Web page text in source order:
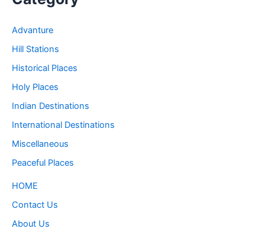
Advanture
Hill Stations
Historical Places
Holy Places
Indian Destinations
International Destinations
Miscellaneous
Peaceful Places
HOME
Contact Us
About Us